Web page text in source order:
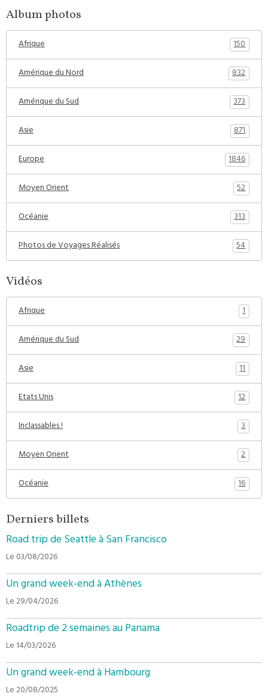
Album photos
Afrique
150
Amérique du Nord
832
Amérique du Sud
373
Asie
871
Europe
1846
Moyen Orient
52
Océanie
313
Photos de Voyages Réalisés
54
Vidéos
Afrique
1
Amérique du Sud
29
Asie
11
Etats Unis
12
Inclassables !
3
Moyen Orient
2
Océanie
16
Derniers billets
Road trip de Seattle à San Francisco
Le 03/08/2026
Un grand week-end à Athènes
Le 29/04/2026
Roadtrip de 2 semaines au Panama
Le 14/03/2026
Un grand week-end à Hambourg
Le 20/08/2025